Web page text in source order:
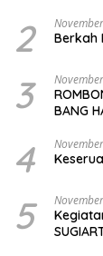
2 Berkah
3
BANG
4
5